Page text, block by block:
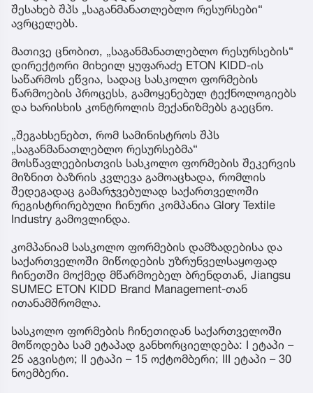
შესახებ შპს „საგანმანათლებლო რესურსები“
ავრცელებს.
მათივე ცნობით, „საგანმანათლებლო რესურსების“
დირექტორი მიხეილ ყუფარაძე ETON KIDD-ის
საწარმოს ეწვია, სადაც სასკოლო ფორმების
წარმოების პროცესს, გამოყენებულ ტექნოლოგიებს
და ხარისხის კონტროლის მექანიზმებს გაეცნო.
„შეგახსენებთ, რომ სამინისტროს შპს
„საგანმანათლებლო რესურსებმა“
მოსწავლეებისთვის სასკოლო ფორმების შეკერვის
მიზნით ბაზრის კვლევა გამოაცხადა, რომლის
შედეგადაც გამარჯვებულად საქართველოში
რეგისტრირებული ჩინური კომპანია Glory Textile
Industry გამოვლინდა.
კომპანიამ სასკოლო ფორმების დამზადებისა და
საქართველოში მიწოდების უზრუნველსაყოფად
ჩინეთში მოქმედ მწარმოებელ ბრენდთან, Jiangsu
SUMEC ETON KIDD Brand Management-თან
ითანამშრომლა.
სასკოლო ფორმების ჩინეთიდან საქართველოში
მოწოდება სამ ეტაპად განხორციელდება: I ეტაპი –
25 აგვისტო; II ეტაპი – 15 ოქტომბერი; III ეტაპი – 30
ნოემბერი.